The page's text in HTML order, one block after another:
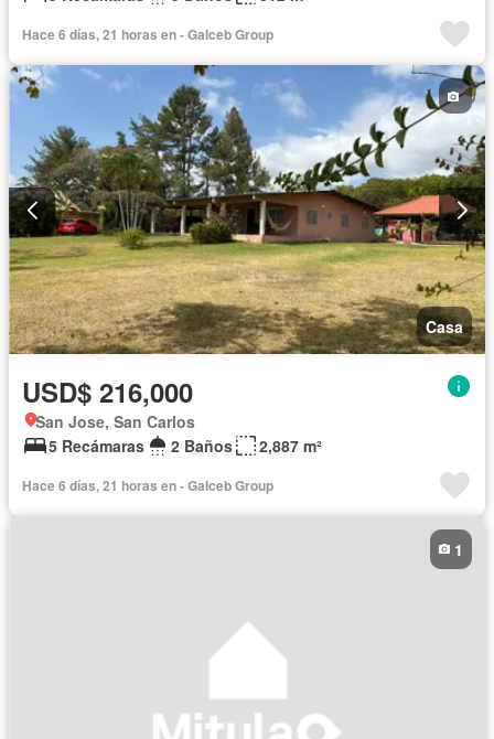
Hace 6 días, 21 horas en - Galceb Group
Casa
USD$ 216,000
San Jose, San Carlos
5 Recámaras
2 Baños 2,887 m²
Hace 6 días, 21 horas en - Galceb Group
1